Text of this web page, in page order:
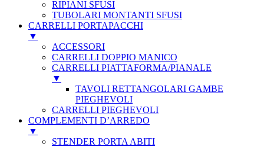
RIPIANI SFUSI
TUBOLARI MONTANTI SFUSI
CARRELLI PORTAPACCHI
▼
ACCESSORI
CARRELLI DOPPIO MANICO
CARRELLI PIATTAFORMA/PIANALE
▼
TAVOLI RETTANGOLARI GAMBE
PIEGHEVOLI
CARRELLI PIEGHEVOLI
COMPLEMENTI D’ARREDO
▼
STENDER PORTA ABITI